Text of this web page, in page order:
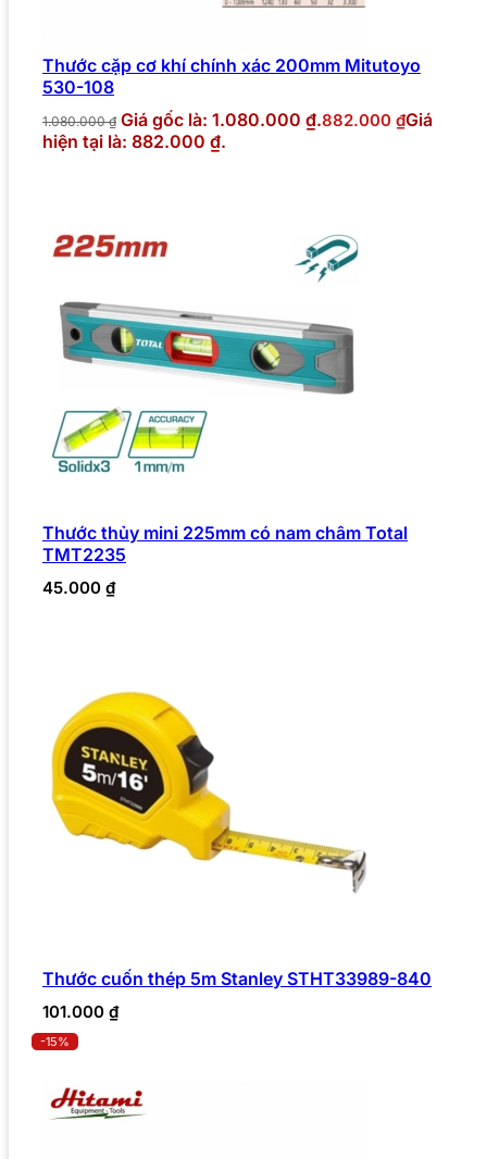
Thước cặp cơ khí chính xác 200mm Mitutoyo
530-108
1.080.000₫ Giá gốc là: 1.080.000 ₫.882.000 ₫Giá
hiện tại là: 882.000 ₫.
Thước thủy mini 225mm có nam châm Total
TMT2235
45.000 ₫
Thước cuốn thép 5m Stanley STHT33989-840
101.000 ₫
-15%